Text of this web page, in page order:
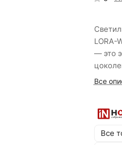
LORA-
— это
Все
Все